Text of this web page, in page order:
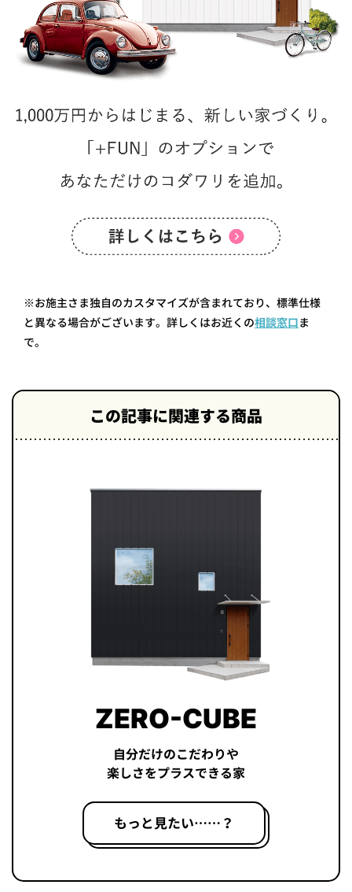
※お施主さま独自のカスタマイズが含まれており、標準仕様
と異なる場合がございます。詳しくはお近くの相談窓口ま
で。
この記事に関連する商品
ZERO-CUBE
自分だけのこだわりや
楽しさをプラスできる家
もっと見たい……？